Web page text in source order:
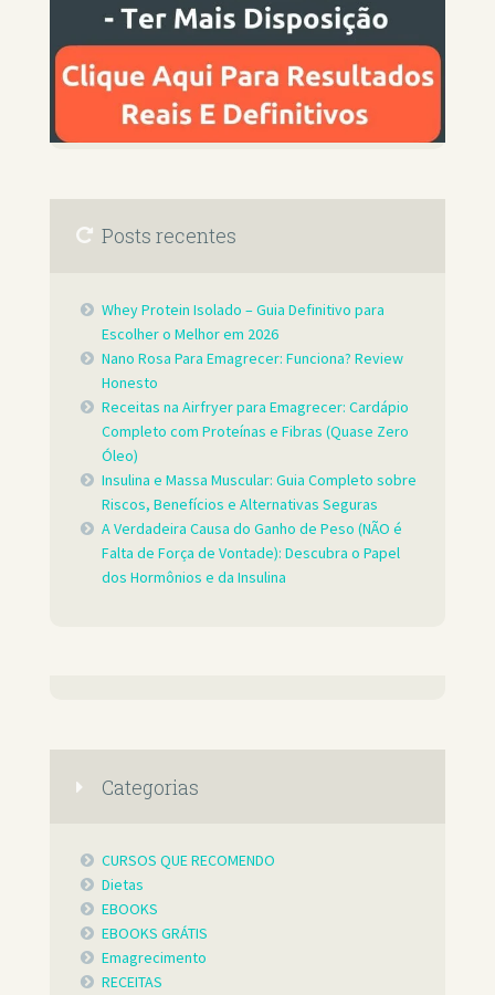
Posts recentes
Whey Protein Isolado – Guia Definitivo para
Escolher o Melhor em 2026
Nano Rosa Para Emagrecer: Funciona? Review
Honesto
Receitas na Airfryer para Emagrecer: Cardápio
Completo com Proteínas e Fibras (Quase Zero
Óleo)
Insulina e Massa Muscular: Guia Completo sobre
Riscos, Benefícios e Alternativas Seguras
A Verdadeira Causa do Ganho de Peso (NÃO é
Falta de Força de Vontade): Descubra o Papel
dos Hormônios e da Insulina
Categorias
CURSOS QUE RECOMENDO
Dietas
EBOOKS
EBOOKS GRÁTIS
Emagrecimento
RECEITAS